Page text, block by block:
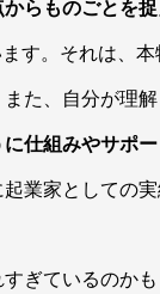
らものごとを
す。それは、
た、自分が理解
仕組みやサポー
業家としての実
ぎているのか